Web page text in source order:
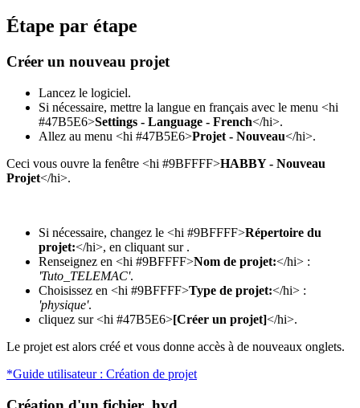
Étape par étape
Créer un nouveau projet
Lancez le logiciel.
Si nécessaire, mettre la langue en français avec le menu <hi
#47B5E6>Settings - Language - French</hi>.
Allez au menu <hi #47B5E6>Projet - Nouveau</hi>.
Ceci vous ouvre la fenêtre <hi #9BFFFF>HABBY - Nouveau
Projet</hi>.
Si nécessaire, changez le <hi #9BFFFF>Répertoire du
projet:</hi>, en cliquant sur .
Renseignez en <hi #9BFFFF>Nom de projet:</hi> :
'Tuto_TELEMAC'.
Choisissez en <hi #9BFFFF>Type de projet:</hi> :
'physique'.
cliquez sur <hi #47B5E6>[Créer un projet]</hi>.
Le projet est alors créé et vous donne accès à de nouveaux onglets.
*Guide utilisateur : Création de projet